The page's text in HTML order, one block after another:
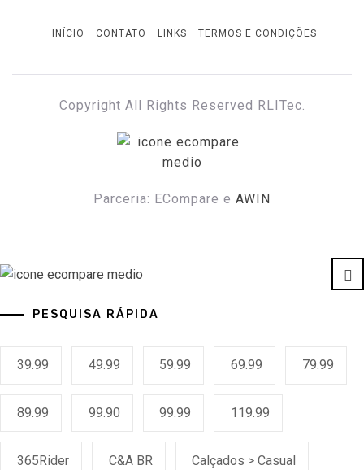
INÍCIO CONTATO LINKS TERMOS E CONDIÇÕES
Copyright All Rights Reserved RLITec.
ECOMPARE E ECONOMIZE
Marketplaces brasileiros
Parceria: ECompare e AWIN
ECOMPARE E ECONOMIZE
PESQUISA RÁPIDA
39.99 49.99 59.99 69.99 79.99
89.99 99.90 99.99 119.99
365Rider C&A BR Calçados > Casual